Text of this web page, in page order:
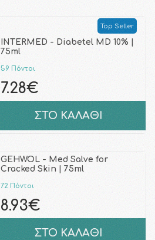
Top Seller
INTERMED - Diabetel MD 10% |
75ml
59 Πόντοι
7.28€
ΣΤΟ ΚΑΛΑΘΙ
GEHWOL - Med Salve for
Cracked Skin | 75ml
72 Πόντοι
8.93€
ΣΤΟ ΚΑΛΑΘΙ